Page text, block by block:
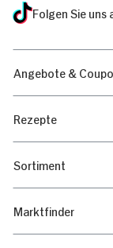
Folgen Sie uns
Angebote &
Rezepte
Sortiment
Marktfinder